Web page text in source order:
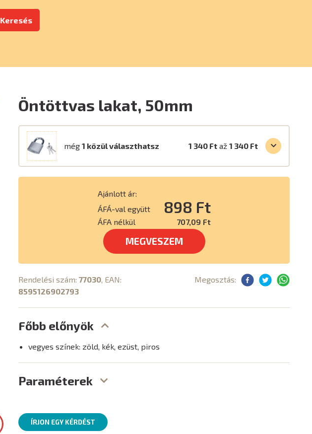
Keresés
Öntöttvas lakat, 50mm
még 1 közül választhatsz 1 340 Ft až 1 340 Ft
Ajánlott ár:
ÁFÁ-val együtt
898 Ft
ÁFA nélkül 707,09 Ft
MEGVESZEM
Rendelési szám: 77030, EAN:
8595126902793
Megosztás:
Főbb előnyök
vegyes színek: zöld, kék, ezüst, piros
Paraméterek
ÍRJON EGY KÉRDÉST